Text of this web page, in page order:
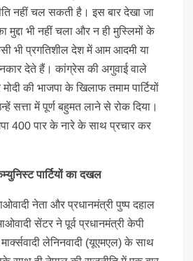
नहीं चल सकती है। इस बार देखा जा
मुद्दा भी नहीं चला और न ही मुस्लिमों के
भी प्रगतिशील देश में आम आदमी या
नकार देते हैं। कांग्रेस की अगुवाई वाले
की भाजपा के खिलाफ तमाम पार्टियों
सत्ता में पूर्ण बहुमत लाने से रोक दिया।
400 पार के नारे के साथ प्रचार कर
पार्टियों का दखल
नेता और प्रधानमंत्री पुष्प दहाल
सेंटर ने पूर्व प्रधानमंत्री केपी
लेनिनवादी (यूएमएल) के साथ